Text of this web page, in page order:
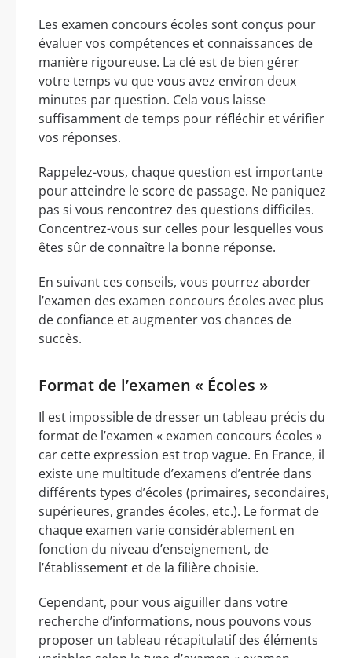
Les examen concours écoles sont conçus pour
évaluer vos compétences et connaissances de
manière rigoureuse. La clé est de bien gérer
votre temps vu que vous avez environ deux
minutes par question. Cela vous laisse
suffisamment de temps pour réfléchir et vérifier
vos réponses.
Rappelez-vous, chaque question est importante
pour atteindre le score de passage. Ne paniquez
pas si vous rencontrez des questions difficiles.
Concentrez-vous sur celles pour lesquelles vous
êtes sûr de connaître la bonne réponse.
En suivant ces conseils, vous pourrez aborder
l’examen des examen concours écoles avec plus
de confiance et augmenter vos chances de
succès.
Format de l’examen « Écoles »
Il est impossible de dresser un tableau précis du
format de l’examen « examen concours écoles »
car cette expression est trop vague. En France, il
existe une multitude d’examens d’entrée dans
différents types d’écoles (primaires, secondaires,
supérieures, grandes écoles, etc.). Le format de
chaque examen varie considérablement en
fonction du niveau d’enseignement, de
l’établissement et de la filière choisie.
Cependant, pour vous aiguiller dans votre
recherche d’informations, nous pouvons vous
proposer un tableau récapitulatif des éléments